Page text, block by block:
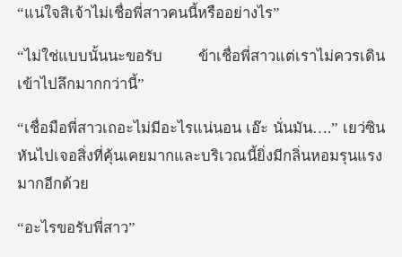
่เชื่อพี่สาวคน
าเชื่อพี่สาวแต่เราไม่ควร
ั่นมัน….” เยว่ซิน
หันไปเจอสิ่งที่คุ้นเคยมา
ขอรับ